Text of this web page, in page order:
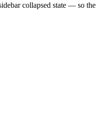
collapsed state — so the